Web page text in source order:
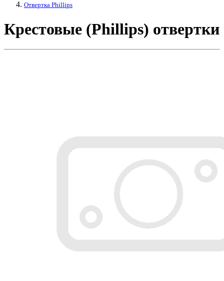
Отвертка Phillips
Крестовые (Phillips) отвертки